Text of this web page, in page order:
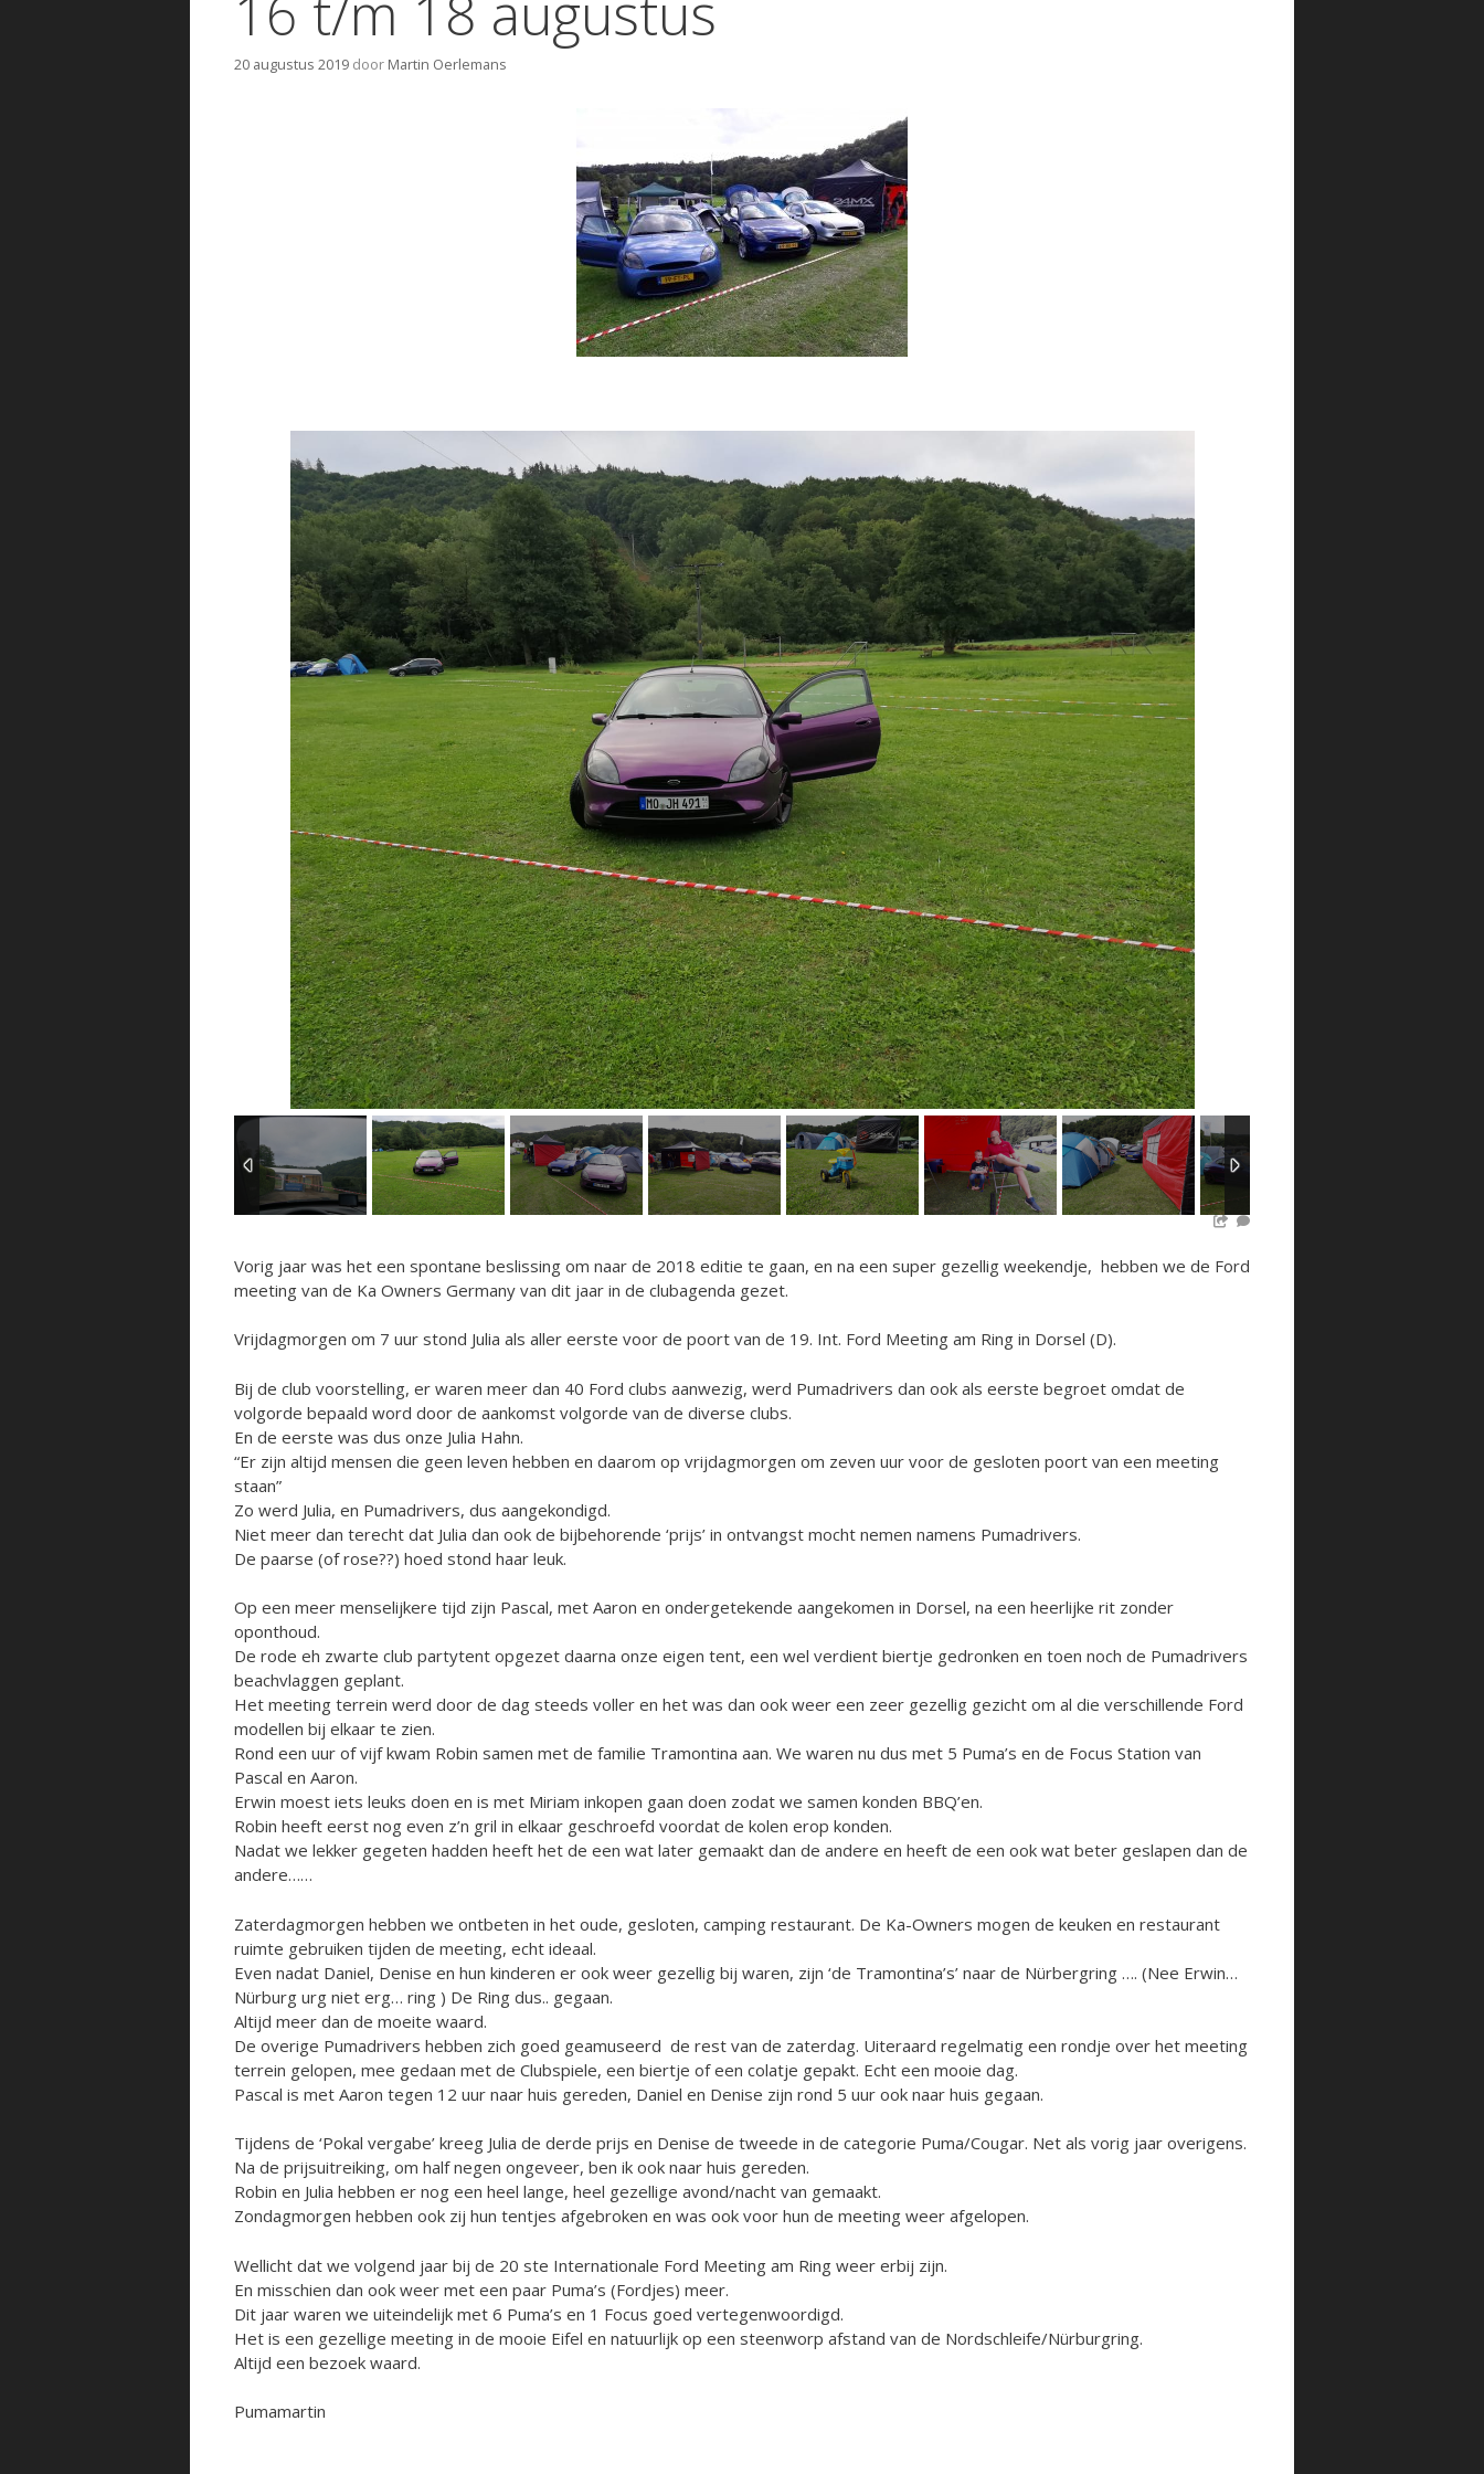
20 augustus 2019 door Martin Oerlemans
Vorig jaar was het een spontane beslissing om naar de 2018 editie te gaan, en na een super gezellig weekendje, hebben we de Ford
meeting van de Ka Owners Germany van dit jaar in de clubagenda gezet.
Vrijdagmorgen om 7 uur stond Julia als aller eerste voor de poort van de 19. Int. Ford Meeting am Ring in Dorsel (D).
Bij de club voorstelling, er waren meer dan 40 Ford clubs aanwezig, werd Pumadrivers dan ook als eerste begroet omdat de
volgorde bepaald word door de aankomst volgorde van de diverse clubs.
En de eerste was dus onze Julia Hahn.
“Er zijn altijd mensen die geen leven hebben en daarom op vrijdagmorgen om zeven uur voor de gesloten poort van een meeting
staan”
Zo werd Julia, en Pumadrivers, dus aangekondigd.
Niet meer dan terecht dat Julia dan ook de bijbehorende ‘prijs’ in ontvangst mocht nemen namens Pumadrivers.
De paarse (of rose??) hoed stond haar leuk.
Op een meer menselijkere tijd zijn Pascal, met Aaron en ondergetekende aangekomen in Dorsel, na een heerlijke rit zonder
oponthoud.
De rode eh zwarte club partytent opgezet daarna onze eigen tent, een wel verdient biertje gedronken en toen noch de Pumadrivers
beachvlaggen geplant.
Het meeting terrein werd door de dag steeds voller en het was dan ook weer een zeer gezellig gezicht om al die verschillende Ford
modellen bij elkaar te zien.
Rond een uur of vijf kwam Robin samen met de familie Tramontina aan. We waren nu dus met 5 Puma’s en de Focus Station van
Pascal en Aaron.
Erwin moest iets leuks doen en is met Miriam inkopen gaan doen zodat we samen konden BBQ’en.
Robin heeft eerst nog even z’n gril in elkaar geschroefd voordat de kolen erop konden.
Nadat we lekker gegeten hadden heeft het de een wat later gemaakt dan de andere en heeft de een ook wat beter geslapen dan de
andere……
Zaterdagmorgen hebben we ontbeten in het oude, gesloten, camping restaurant. De Ka-Owners mogen de keuken en restaurant
ruimte gebruiken tijden de meeting, echt ideaal.
Even nadat Daniel, Denise en hun kinderen er ook weer gezellig bij waren, zijn ‘de Tramontina’s’ naar de Nürbergring …. (Nee Erwin…
Nürburg urg niet erg… ring ) De Ring dus.. gegaan.
Altijd meer dan de moeite waard.
De overige Pumadrivers hebben zich goed geamuseerd de rest van de zaterdag. Uiteraard regelmatig een rondje over het meeting
terrein gelopen, mee gedaan met de Clubspiele, een biertje of een colatje gepakt. Echt een mooie dag.
Pascal is met Aaron tegen 12 uur naar huis gereden, Daniel en Denise zijn rond 5 uur ook naar huis gegaan.
Tijdens de ‘Pokal vergabe’ kreeg Julia de derde prijs en Denise de tweede in de categorie Puma/Cougar. Net als vorig jaar overigens.
Na de prijsuitreiking, om half negen ongeveer, ben ik ook naar huis gereden.
Robin en Julia hebben er nog een heel lange, heel gezellige avond/nacht van gemaakt.
Zondagmorgen hebben ook zij hun tentjes afgebroken en was ook voor hun de meeting weer afgelopen.
Wellicht dat we volgend jaar bij de 20 ste Internationale Ford Meeting am Ring weer erbij zijn.
En misschien dan ook weer met een paar Puma’s (Fordjes) meer.
Dit jaar waren we uiteindelijk met 6 Puma’s en 1 Focus goed vertegenwoordigd.
Het is een gezellige meeting in de mooie Eifel en natuurlijk op een steenworp afstand van de Nordschleife/Nürburgring.
Altijd een bezoek waard.
Pumamartin